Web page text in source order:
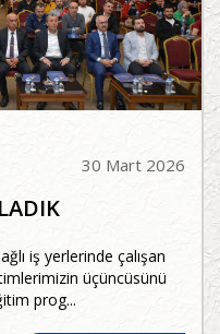
30 Mart 2026
iş yerlerinde çalışan
üçüncüsünü
prog...